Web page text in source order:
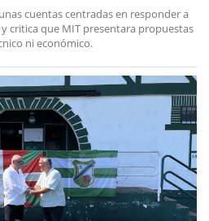
cuentas centradas en responder a
critica que MIT presentara propuestas
ni económico.